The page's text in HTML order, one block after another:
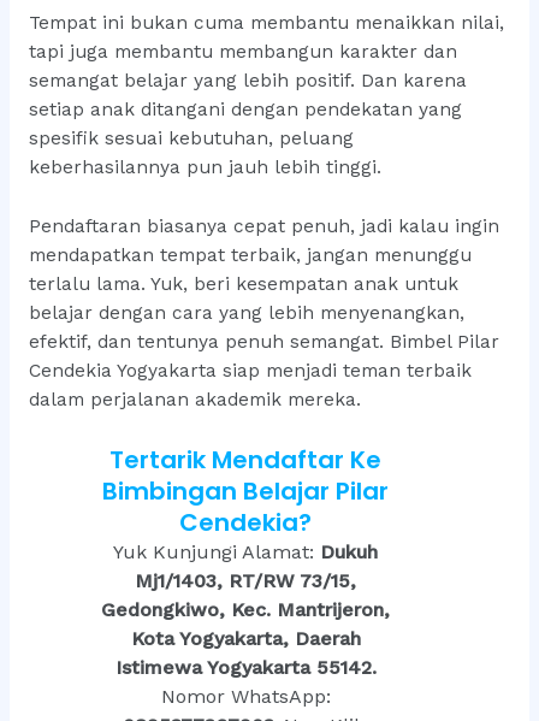
Tempat ini bukan cuma membantu menaikkan nilai,
tapi juga membantu membangun karakter dan
semangat belajar yang lebih positif. Dan karena
setiap anak ditangani dengan pendekatan yang
spesifik sesuai kebutuhan, peluang
keberhasilannya pun jauh lebih tinggi.
Pendaftaran biasanya cepat penuh, jadi kalau ingin
mendapatkan tempat terbaik, jangan menunggu
terlalu lama. Yuk, beri kesempatan anak untuk
belajar dengan cara yang lebih menyenangkan,
efektif, dan tentunya penuh semangat. Bimbel Pilar
Cendekia Yogyakarta siap menjadi teman terbaik
dalam perjalanan akademik mereka.
Tertarik Mendaftar Ke
Bimbingan Belajar Pilar
Cendekia?
Yuk Kunjungi Alamat: Dukuh
Mj1/1403, RT/RW 73/15,
Gedongkiwo, Kec. Mantrijeron,
Kota Yogyakarta, Daerah
Istimewa Yogyakarta 55142.
Nomor WhatsApp: